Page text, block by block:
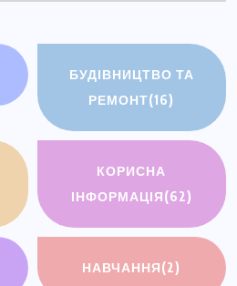
БУДІВНИЦТВО ТА
РЕМОНТ(16)
КОРИСНА
ІНФОРМАЦІЯ(62)
НАВЧАННЯ(2)